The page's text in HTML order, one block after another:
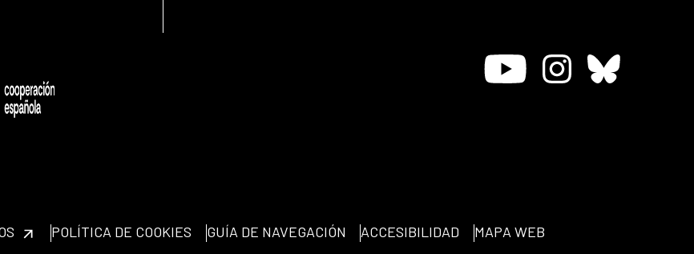
Youtube InstagramBluesky
POLÍTICA DE COOKIES GUÍA DE NAVEGACIÓN ACCESIBILIDAD MAPA WEB